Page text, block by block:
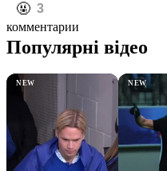
️🤬 3
комментарии